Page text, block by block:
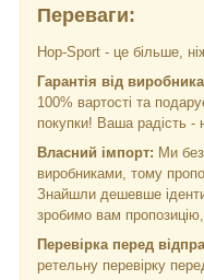
Переваги:
Hop-Sport - це більше,
Гарантія від
100% вартості та
покупки! Ваша радість -
Власний імпорт: Ми
виробниками, тому
Знайшли дешевше
зробимо вам
Перевірка перед
ретельну перевірку